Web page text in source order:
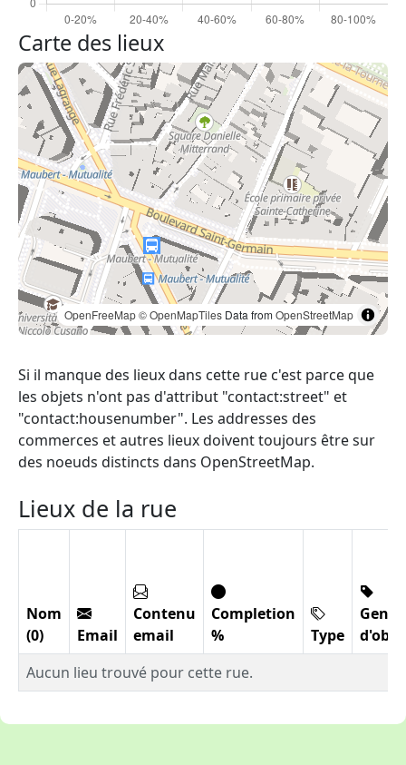
Carte des lieux
OpenFreeMap© OpenMapTiles Data fromOpenStreetMap
Si il manque des lieux dans cette rue c'est parce que
les objets n'ont pas d'attribut "contact:street" et
"contact:housenumber". Les addresses des
commerces et autres lieux doivent toujours être sur
des noeuds distincts dans OpenStreetMap.
Lieux de la rue
Nom
(0)
Email
Contenu
email
Completion
%
Type
Genre
Aucun lieu trouvé pour cette rue.